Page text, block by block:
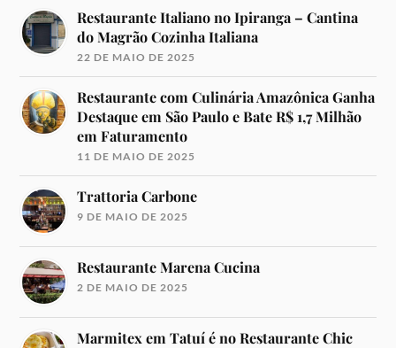
Restaurante Italiano no Ipiranga – Cantina
do Magrão Cozinha Italiana
22 DE MAIO DE 2025
Restaurante com Culinária Amazônica Ganha
Destaque em São Paulo e Bate R$ 1,7 Milhão
em Faturamento
11 DE MAIO DE 2025
Trattoria Carbone
9 DE MAIO DE 2025
Restaurante Marena Cucina
2 DE MAIO DE 2025
Marmitex em Tatuí é no Restaurante Chic